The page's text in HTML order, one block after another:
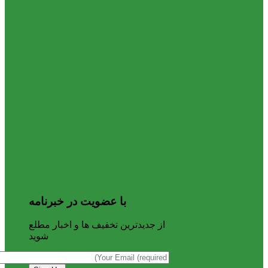
با عضویت در خبرنامه
از جدیدترین تخفیف ها و اخبار مطلع
شوید